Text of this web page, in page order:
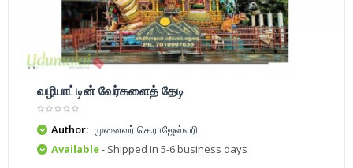
வழிபாட்டின் வேர்களைத் தேடி
Author: முனைவர் செ.ராஜேஸ்வரி
Available- Shipped in 5-6 business days